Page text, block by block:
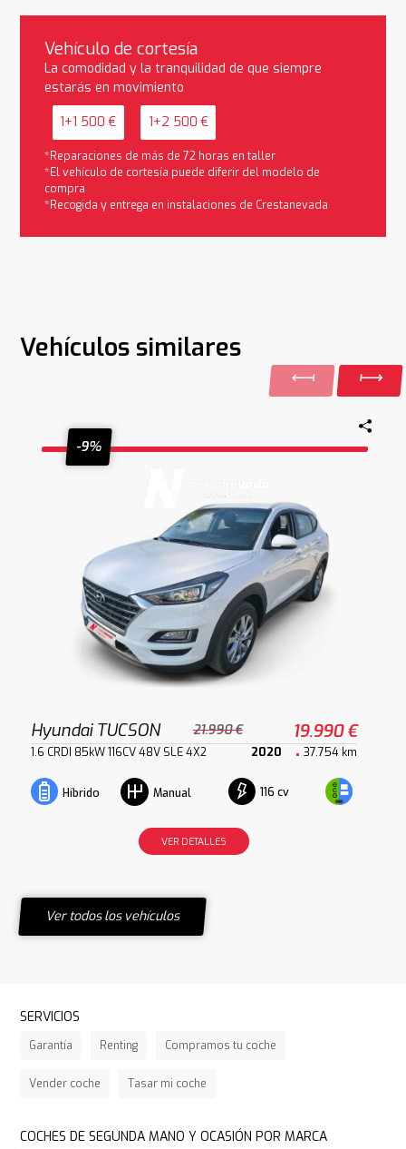
Vehículo de cortesía
La comodidad y la tranquilidad de que siempre
estarás en movimiento
1+1 500 € 1+2 500 €
*Reparaciones de más de 72 horas en taller
*El vehículo de cortesía puede diferir del modelo de
compra
*Recogida y entrega en instalaciones de Crestanevada
Vehículos similares
-9%
Hyundai TUCSON 21.990 € 19.990 €
1.6 CRDI 85kW 116CV 48V SLE 4X2 2020 37.754 km
Híbrido Manual 116 cv
VER DETALLES
Ver todos los vehículos
SERVICIOS
Garantía Renting Compramos tu coche
Vender coche Tasar mi coche
COCHES DE SEGUNDA MANO Y OCASIÓN POR MARCA